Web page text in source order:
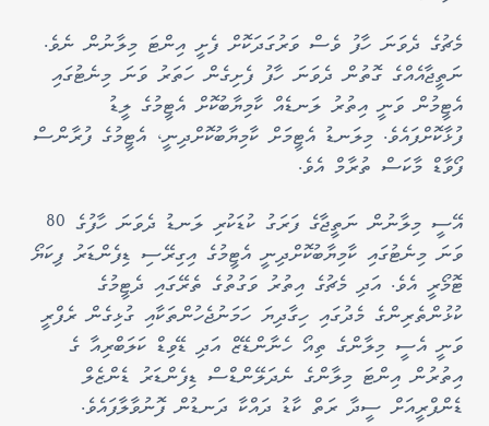
މެޗުގެ ދެވަނަ ހާފު ވެސް ވަރުގަދަކޮށް ފެށީ އިންޓަ މިލާނުން ނެވެ.
ނަތީޖާއެއްގެ ގޮތުން ދެވަނަ ހާފު ފެށިގެން ހަތަރު ވަނަ މިނެޓުގައި
އެޓީމުން ވަނީ އިތުރު ލަނޑެއް ކާމިޔާބުކޮށް އެޓީމުގެ ލީޑު
ފުޅާކޮށްފައެވެ. މިލަނޑު އެޓީމަށް ކާމިޔާބުކޮށްދިނީ، އެޓީމުގެ ފުރާންސް
ފޯވާޑް މާކަސް ތުރާމް އެވެ.
އޭސީ މިލާނުން ނަތީޖާގެ ފަރަގު ކުޑަކުރި ލަނޑު ދެވަނަ ހާފުގެ 80
ވަނަ މިނެޓުގައި ކާމިޔާބުކޮށްދިނީ އެޓީމުގެ އިގިރޭސި ޑިފެންޑަރު ފިކަޔޯ
ޓޮމޯރީ އެވެ. އަދި މެޗުގެ އިތުރު ވަގުތުގެ ތެރޭގައި ދެޓީމުގެ
ކުޅުންތެރިންގެ މެދުގައި ހިގާދިޔަ ހަމަނުޖެހުންތަކާއި ގުޅިގެން ރެފްރީ
ވަނީ އެސީ މިލާންގެ ތިއޯ ހެނާންޑޭޒް އަދި ޑޭވިޑް ކަލަބްރިއާ ގެ
އިތުރުން އިންޓަ މިލާންގެ ނެދަލޭންޑްސް ޑިފެންޑަރު ޑެންޒެލް
ޑެންފްރީއަށް ސީދާ ރަތް ކާޑު ދައްކާ ދަނޑުން ފޮނުވާލާފައެވެ.